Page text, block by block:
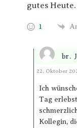
gutes Heute.
1
br.
Antworten
22. Oktober
Ich
Tag
Kollegin,